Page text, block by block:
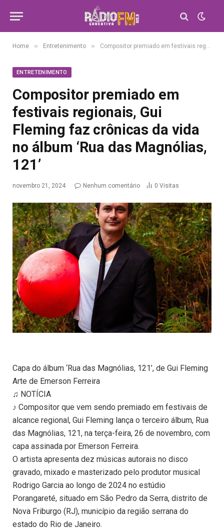
Home » Entretenimento » Compositor premiado em festivais regionais, Gui Fleming faz crônicas da vida no álbum ‘Rua das Magnólias, 121’
ENTRETENIMENTO
Compositor premiado em
festivais regionais, Gui
Fleming faz crônicas da vida
no álbum ‘Rua das Magnólias,
121’
novembro 21, 2024 Nenhum comentário 0 Visitas
Capa do álbum ‘Rua das Magnólias, 121’, de Gui Fleming
Arte de Emerson Ferreira
♫ NOTÍCIA
♪ Compositor que vem sendo premiado em festivais de
alcance regional, Gui Fleming lança o terceiro álbum, Rua
das Magnólias, 121, na terça-feira, 26 de novembro, com
capa assinada por Emerson Ferreira.
O artista apresenta dez músicas autorais no disco
gravado, mixado e masterizado pelo produtor musical
Rodrigo Garcia ao longo de 2024 no estúdio
Porangareté, situado em São Pedro da Serra, distrito de
Nova Friburgo (RJ), município da região serrana do
estado do Rio de Janeiro.